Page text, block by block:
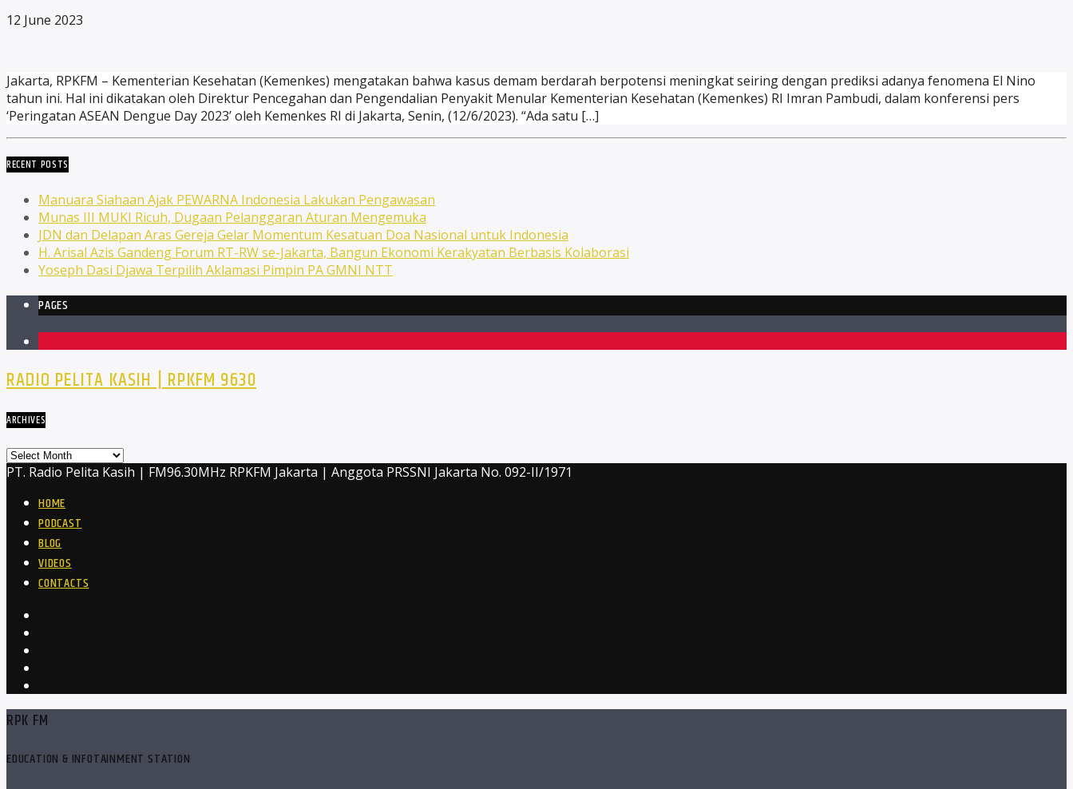
12 June 2023
Jakarta, RPKFM – Kementerian Kesehatan (Kemenkes) mengatakan bahwa kasus demam berdarah berpotensi meningkat seiring dengan prediksi adanya fenomena El Nino
tahun ini. Hal ini dikatakan oleh Direktur Pencegahan dan Pengendalian Penyakit Menular Kementerian Kesehatan (Kemenkes) RI Imran Pambudi, dalam konferensi pers
‘Peringatan ASEAN Dengue Day 2023’ oleh Kemenkes RI di Jakarta, Senin, (12/6/2023). “Ada satu […]
RECENT POSTS
Manuara Siahaan Ajak PEWARNA Indonesia Lakukan Pengawasan
Munas III MUKI Ricuh, Dugaan Pelanggaran Aturan Mengemuka
JDN dan Delapan Aras Gereja Gelar Momentum Kesatuan Doa Nasional untuk Indonesia
H. Arisal Azis Gandeng Forum RT-RW se-Jakarta, Bangun Ekonomi Kerakyatan Berbasis Kolaborasi
Yoseph Dasi Djawa Terpilih Aklamasi Pimpin PA GMNI NTT
PAGES
RADIO PELITA KASIH | RPKFM 9630
ARCHIVES
Archives
PT. Radio Pelita Kasih | FM96.30MHz RPKFM Jakarta | Anggota PRSSNI Jakarta No. 092-II/1971
HOME
PODCAST
BLOG
VIDEOS
CONTACTS
RPK FM
EDUCATION & INFOTAINMENT STATION